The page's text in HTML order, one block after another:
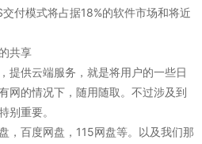
付模式将占据18%的软件市场和将近
共享
提供云端服务，就是将用户的一些日
网的情况下，随用随取。不过涉及到
别重要。
，百度网盘，115网盘等。以及我们那